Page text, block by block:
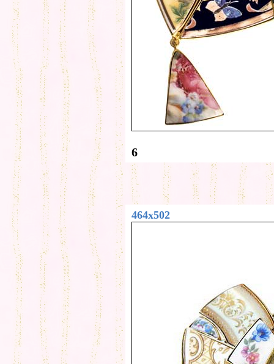
6
464x502